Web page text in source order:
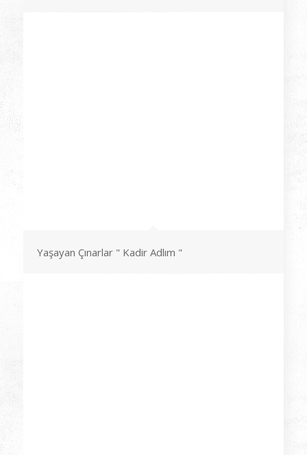
Yaşayan Çınarlar " Kadir Adlım "